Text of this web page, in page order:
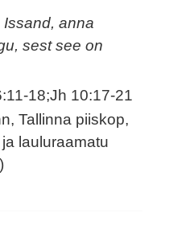
Issand, anna
sest see on
18;Jh 10:17-21
Tallinna piiskop,
lauluraamatu